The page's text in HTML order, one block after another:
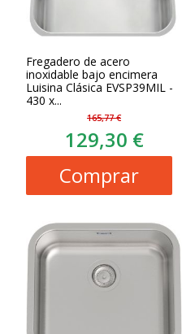
Fregadero de acero
inoxidable bajo encimera
Luisina Clásica EVSP39MIL -
430 x...
165,77 €
129,30 €
Comprar